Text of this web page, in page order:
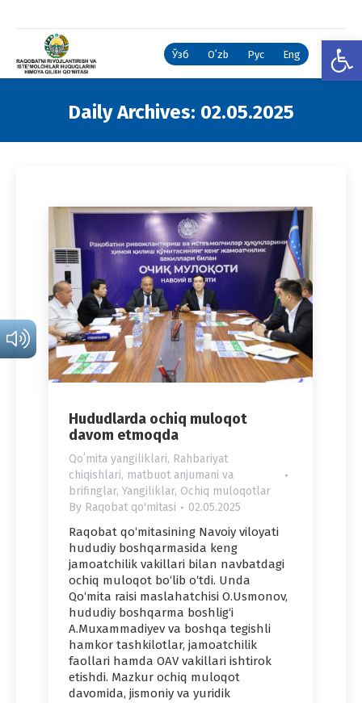
Ўзб Oʻzb Рус Eng
Daily Archives: 02.05.2025
Hududlarda ochiq muloqot
davom etmoqda
Qoʻmita yangiliklari, Rahbariyat
chiqishlari, matbuot anjumani va
brifinglar, Yangiliklar, Ochiq muloqotlar
By Raqobat qo'mitasi 02.05.2025
Raqobat qo‘mitasining Navoiy viloyati
hududiy boshqarmasida keng
jamoatchilik vakillari bilan navbatdagi
ochiq muloqot bo‘lib o‘tdi. Unda
Qo‘mita raisi maslahatchisi O.Usmonov,
hududiy boshqarma boshlig‘i
A.Muxammadiyev va boshqa tegishli
hamkor tashkilotlar, jamoatchilik
faollari hamda OAV vakillari ishtirok
etishdi. Mazkur ochiq muloqot
davomida, jismoniy va yuridik